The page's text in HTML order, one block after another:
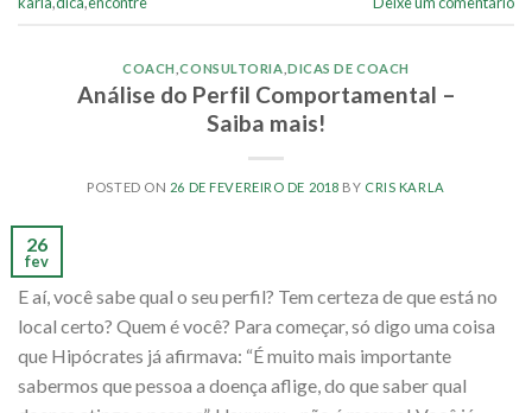
COACH ,CONSULTORIA ,DICAS DE COACH
Análise do Perfil Comportamental –
Saiba mais!
POSTED ON 26 DE FEVEREIRO DE 2018 BY CRIS KARLA
26
fev
E aí, você sabe qual o seu perfil? Tem certeza de que está no
local certo? Quem é você? Para começar, só digo uma coisa
que Hipócrates já afirmava: “É muito mais importante
sabermos que pessoa a doença aflige, do que saber qual